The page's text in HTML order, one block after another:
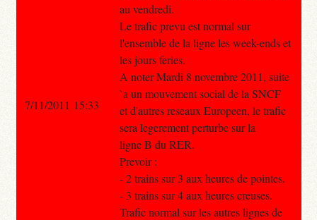
au vendredi.
Le trafic prevu est normal sur
l'ensemble de la ligne les week-ends et
les jours feries.
A noter Mardi 8 novembre 2011, suite
`a un mouvement social de la SNCF
et d'autres reseaux Europeen, le trafic
sera legerement perturbe sur la
ligne B du RER.
Prevoir :
- 2 trains sur 3 aux heures de pointes.
- 3 trains sur 4 aux heures creuses.
Trafic normal sur les autres lignes de
7/11/2011 15:33